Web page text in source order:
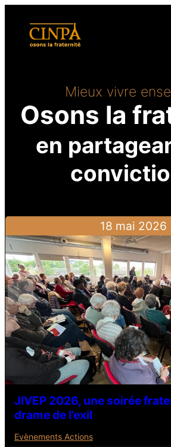
Mieux vivre
Osons la
en
18 mai 2026
JIVEP 2026, une soirée
drame de l’exil
Evènements Actions